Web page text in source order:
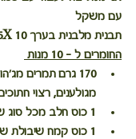
עם משקל
תבנית מלבנית בערך 25X 10 ס"מ או דומה
החומרים ל - 10 מנות
מגולענים, רצוי
1 כוס חלב מכל סוג שאוהבים
1 כוס קמח שיבולת